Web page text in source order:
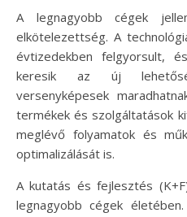
A legnagyobb cégek
elkötelezettség. A
évtizedekben felgyorsult,
keresik az új
versenyképesek
termékek és szolgáltatások
meglévő folyamatok és
optimalizálását is.
A kutatás és fejlesztés
legnagyobb cégek